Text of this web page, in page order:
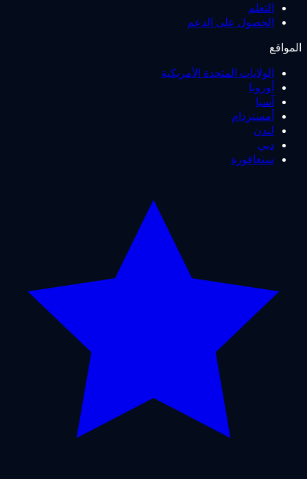
التعلم
الحصول على الدعم
الولايات المتحدة الأمريكية
أوروبا
آسيا
أمستردام
لندن
دبي
سنغافورة